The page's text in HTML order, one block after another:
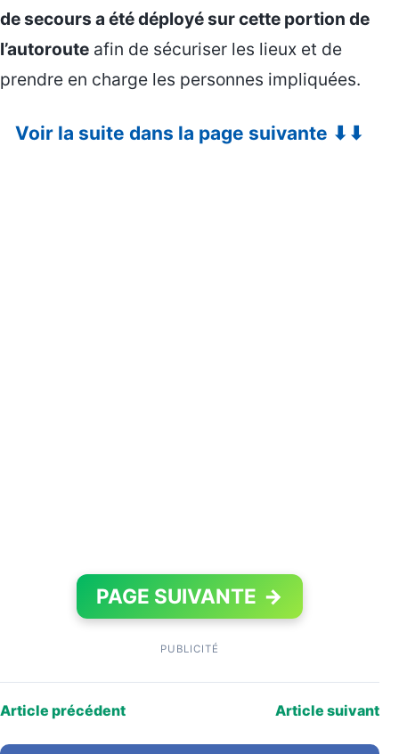
de secours a été déployé sur cette portion de
l’autoroute afin de sécuriser les lieux et de
prendre en charge les personnes impliquées.
Voir la suite dans la page suivante ⬇⬇
PAGE SUIVANTE →
PUBLICITÉ
Article précédent Article suivant